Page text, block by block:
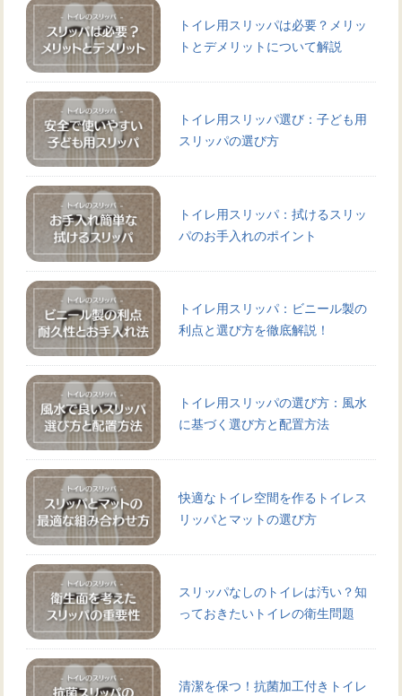
トイレ用スリッパは必要？メリッ
トとデメリットについて解説
トイレ用スリッパ選び：子ども用
スリッパの選び方
トイレ用スリッパ：拭けるスリッ
パのお手入れのポイント
トイレ用スリッパ：ビニール製の
利点と選び方を徹底解説！
トイレ用スリッパの選び方：風水
に基づく選び方と配置方法
快適なトイレ空間を作るトイレス
リッパとマットの選び方
スリッパなしのトイレは汚い？知
っておきたいトイレの衛生問題
清潔を保つ！抗菌加工付きトイレ